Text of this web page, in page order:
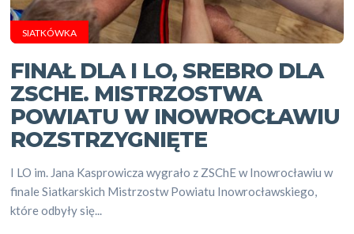
SIATKÓWKA
FINAŁ DLA I LO, SREBRO DLA
ZSCHE. MISTRZOSTWA
POWIATU W INOWROCŁAWIU
ROZSTRZYGNIĘTE
I LO im. Jana Kasprowicza wygrało z ZSChE w Inowrocławiu w
finale Siatkarskich Mistrzostw Powiatu Inowrocławskiego,
które odbyły się...